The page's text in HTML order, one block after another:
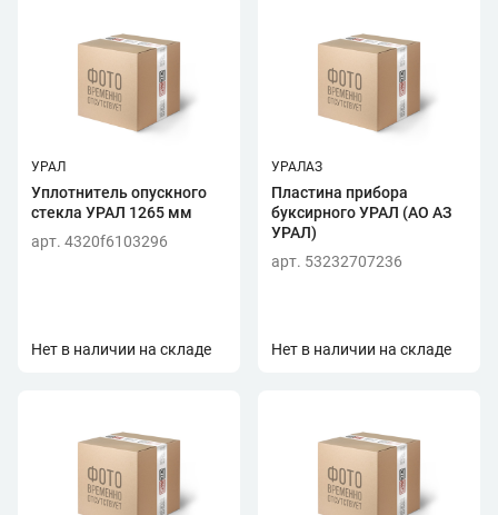
УРАЛ
Уплотнитель опускного
стекла УРАЛ 1265 мм
арт. 4320f6103296
Нет в наличии на складе
УРАЛАЗ
Пластина прибора
буксирного УРАЛ (АО АЗ
УРАЛ)
арт. 53232707236
Нет в наличии на складе